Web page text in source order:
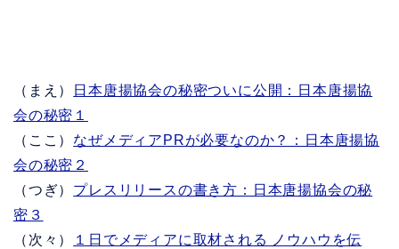
（まえ）
日本唐揚協会の秘密ついに公開：日本唐揚協
会の秘密１
（ここ） なぜメディアPRが必要なのか？：日本唐揚協
会の秘密２
（つぎ） プレスリリースの書き方：日本唐揚協会の秘
密３
（次々）
１日でメディアに取材される ノウハウを伝